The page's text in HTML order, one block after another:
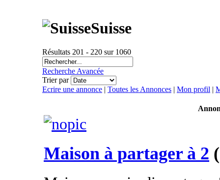
Suisse
Résultats 201 - 220 sur 1060
Recherche Avancée
Trier par
Ecrire une annonce | Toutes les Annonces | Mon profil |
Maison à partager à 2